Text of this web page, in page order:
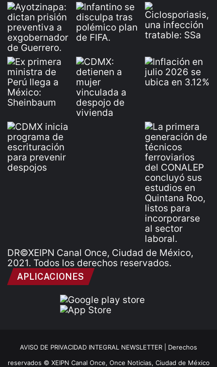
DR©XEIPN Canal Once, Ciudad de México,
2021. Todos los derechos reservados.
APLICACIONES
AVISO DE PRIVACIDAD INTEGRAL NEWSLETTER | Derechos
reservados © XEIPN Canal Once, Once Noticias, Ciudad de México